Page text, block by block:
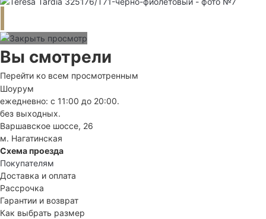
Вы смотрели
Перейти ко всем просмотренным
Шоурум
ежедневно: с 11:00 до 20:00.
без выходных.
Варшавское шоссе, 26
м. Нагатинская
Схема проезда
Покупателям
Доставка и оплата
Рассрочка
Гарантии и возврат
Как выбрать размер